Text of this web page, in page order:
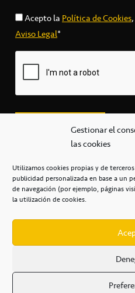
Gestionar el
las cookies
Utilizamos cookies propias y de
publicidad personalizada en base a un
de navegación (por ejemplo, páginas
la utilización de cookies.
Acepto laPolítica de Cookies
Aviso Legal*
+34 922 253 684
Casa del Deporte /
POLÍTICA DE PRIVACIDAD /
AVISO LEGAL /